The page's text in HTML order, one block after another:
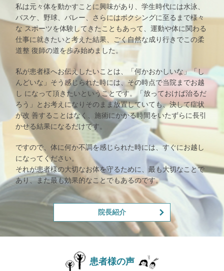
私は元々体を動かすことに興味があり、学生時代には水泳、
バスケ、野球、バレー、さらにはボクシングに至るまで様々
な スポーツを体験してきたこともあって、運動や体に関わる
仕事に就きたいと考えた結果、ごく自然な成り行きでこの柔
道整 復師の道を歩み始めました。
私が患者様へお伝えしたいことは、「何かおかしいな」「し
んどいな」そう感じられた時には、その時点で当院までお越
し になって頂きたいということです。「放っておけば治るだ
ろう」とお考えになりそのまま放置していても、決して症状
が改 善することはなく、施術にかかる時間をいたずらに長引
かせる結果になるだけです。
ですので、体に何か不調を感じられた時には、すぐにお越し
になってください。
それが患者様の大切なお体を守るために、最も大切なことで
あり、また最も効果的なことでもあるのです。
院長紹介
患者様の声